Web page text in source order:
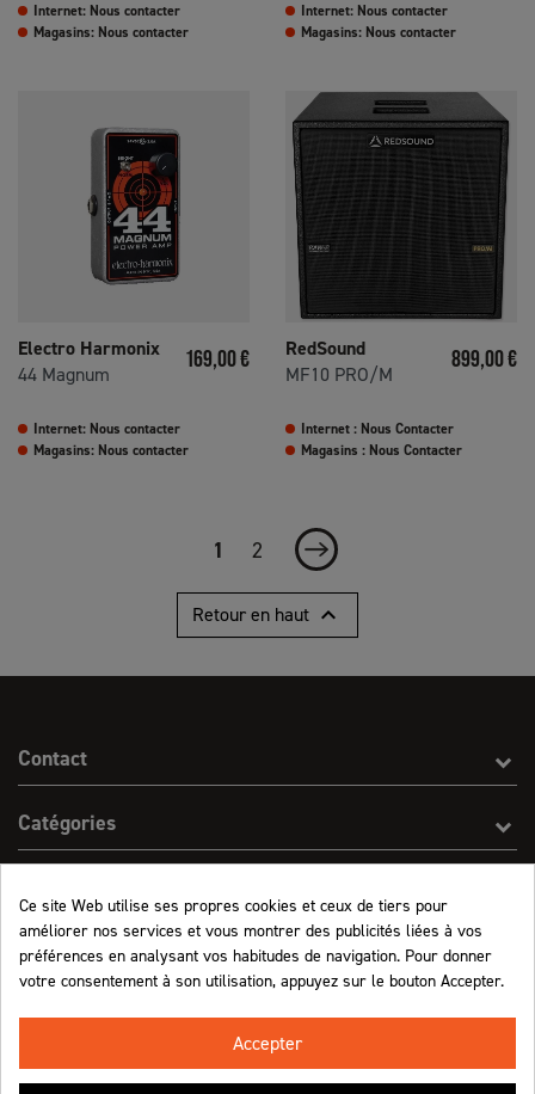
Internet: Nous contacter
Magasins: Nous contacter
Internet: Nous contacter
Magasins: Nous contacter
Electro Harmonix
44 Magnum
Prix
169,00 €
Internet: Nous contacter
Magasins: Nous contacter
RedSound
MF10 PRO/M
Prix
899,00 €
Internet : Nous Contacter
Magasins : Nous Contacter
1 2 Suivant
Retour en haut 
Contact
Catégories
Informations
Ce site Web utilise ses propres cookies et ceux de tiers pour
améliorer nos services et vous montrer des publicités liées à vos
préférences en analysant vos habitudes de navigation. Pour donner
votre consentement à son utilisation, appuyez sur le bouton Accepter.
Accepter